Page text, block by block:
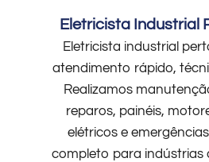
Eletricista Industrial
Eletricista industrial
atendimento rápido,
Realizamos
reparos, painéis,
elétricos e
completo para indústrias